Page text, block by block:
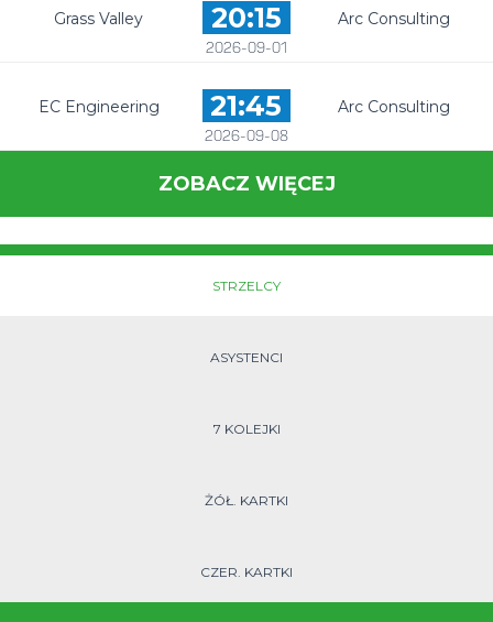
Grass Valley 20:15
2026-09-01
Arc Consulting
EC Engineering 21:45
2026-09-08
Arc Consulting
ZOBACZ WIĘCEJ
STRZELCY
ASYSTENCI
7 KOLEJKI
ŻÓŁ. KARTKI
CZER. KARTKI